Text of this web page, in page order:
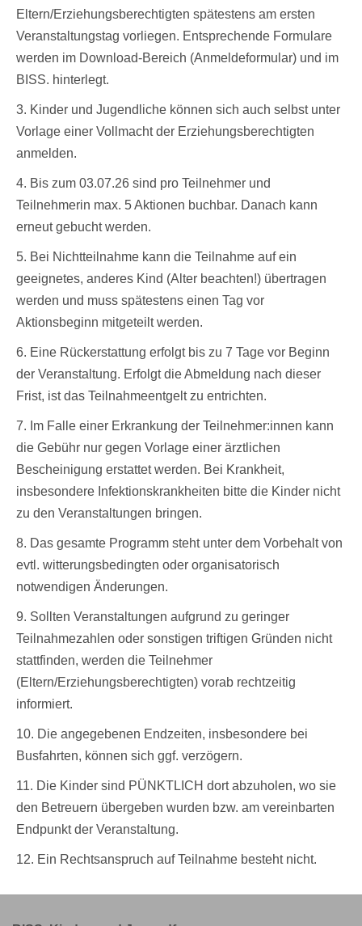
Eltern/Erziehungsberechtigten spätestens am ersten
Veranstaltungstag vorliegen. Entsprechende Formulare
werden im Download-Bereich (Anmeldeformular) und im
BISS. hinterlegt.
3. Kinder und Jugendliche können sich auch selbst unter
Vorlage einer Vollmacht der Erziehungsberechtigten
anmelden.
4. Bis zum 03.07.26 sind pro Teilnehmer und
Teilnehmerin max. 5 Aktionen buchbar. Danach kann
erneut gebucht werden.
5. Bei Nichtteilnahme kann die Teilnahme auf ein
geeignetes, anderes Kind (Alter beachten!) übertragen
werden und muss spätestens einen Tag vor
Aktionsbeginn mitgeteilt werden.
6. Eine Rückerstattung erfolgt bis zu 7 Tage vor Beginn
der Veranstaltung. Erfolgt die Abmeldung nach dieser
Frist, ist das Teilnahmeentgelt zu entrichten.
7. Im Falle einer Erkrankung der Teilnehmer:innen kann
die Gebühr nur gegen Vorlage einer ärztlichen
Bescheinigung erstattet werden. Bei Krankheit,
insbesondere Infektionskrankheiten bitte die Kinder nicht
zu den Veranstaltungen bringen.
8. Das gesamte Programm steht unter dem Vorbehalt von
evtl. witterungsbedingten oder organisatorisch
notwendigen Änderungen.
9. Sollten Veranstaltungen aufgrund zu geringer
Teilnahmezahlen oder sonstigen triftigen Gründen nicht
stattfinden, werden die Teilnehmer
(Eltern/Erziehungsberechtigten) vorab rechtzeitig
informiert.
10. Die angegebenen Endzeiten, insbesondere bei
Busfahrten, können sich ggf. verzögern.
11. Die Kinder sind PÜNKTLICH dort abzuholen, wo sie
den Betreuern übergeben wurden bzw. am vereinbarten
Endpunkt der Veranstaltung.
12. Ein Rechtsanspruch auf Teilnahme besteht nicht.